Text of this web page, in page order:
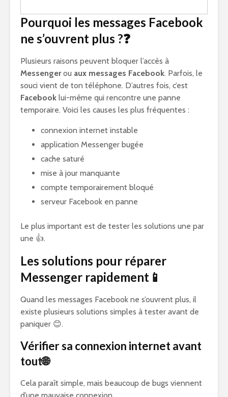
Pourquoi les messages Facebook
ne s’ouvrent plus ?❓
Plusieurs raisons peuvent bloquer l’accès à
Messengerou aux messages Facebook. Parfois, le
souci vient de ton téléphone. D’autres fois, c’est
Facebook lui-même qui rencontre une panne
temporaire. Voici les causes les plus fréquentes :
connexion internet instable
application Messenger bugée
cache saturé
mise à jour manquante
compte temporairement bloqué
serveur Facebook en panne
Le plus important est de tester les solutions une par
une 👍.
Les solutions pour réparer
Messenger rapidement📱
Quand les messages Facebook ne s’ouvrent plus, il
existe plusieurs solutions simples à tester avant de
paniquer 😊.
Vérifier sa connexion internet avant
tout🌐
Cela paraît simple, mais beaucoup de bugs viennent